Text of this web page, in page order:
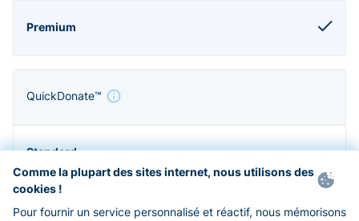
QuickDonate™
Comme la plupart des sites internet, nous utilisons des
cookies !
Pour fournir un service personnalisé et réactif, nous mémorisons